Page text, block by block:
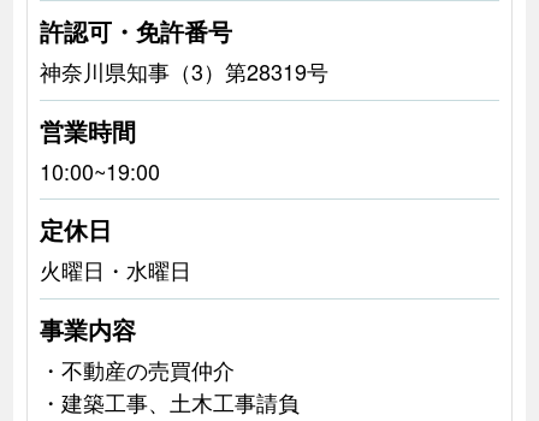
許認可・免許番号
神奈川県知事（3）第28319号
営業時間
10:00~19:00
定休日
火曜日・水曜日
事業内容
・不動産の売買仲介
・建築工事、土木工事請負